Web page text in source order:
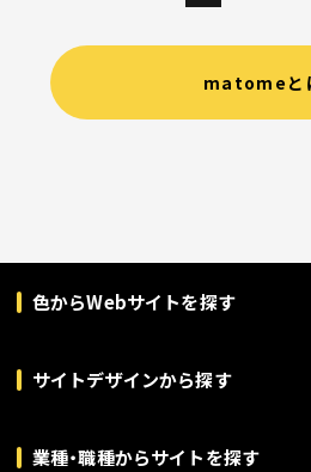
matomeと
色からWebサイトを探す
サイトデザインから探す
業種・職種からサイトを探す